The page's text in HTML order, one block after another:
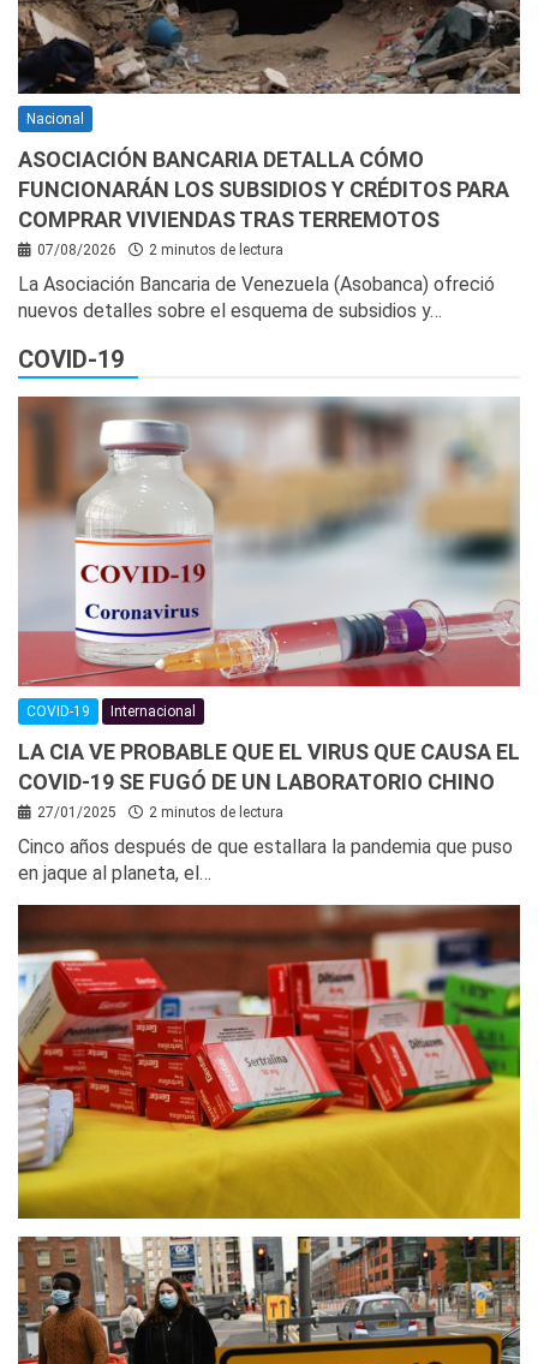
Nacional
ASOCIACIÓN BANCARIA DETALLA CÓMO
FUNCIONARÁN LOS SUBSIDIOS Y CRÉDITOS PARA
COMPRAR VIVIENDAS TRAS TERREMOTOS
07/08/2026 2 minutos de lectura
La Asociación Bancaria de Venezuela (Asobanca) ofreció
nuevos detalles sobre el esquema de subsidios y…
COVID-19
COVID-19 Internacional
LA CIA VE PROBABLE QUE EL VIRUS QUE CAUSA EL
COVID-19 SE FUGÓ DE UN LABORATORIO CHINO
27/01/2025 2 minutos de lectura
Cinco años después de que estallara la pandemia que puso
en jaque al planeta, el…